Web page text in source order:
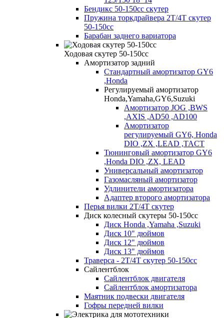
Бендикс 50-150сс скутер
Пружина торкдрайвера 2Т/4Т скутер
50-150сс
Барабан заднего вариатора
Ходовая скутер 50-150cc
Амортизатор задний
Стандартный амортизатор GY6
,Honda
Регулируемый амортизатор
Honda,Yamaha,GY6,Suzuki
Амортизатор JOG ,BWS
,AXIS ,AD50 ,AD100
Амортизатор
регулируемый GY6, Honda
DIO ,ZX ,LEAD ,TACT
Тюнинговый амортизатор GY6
,Honda DIO ,ZX, LEAD
Универсальный амортизатор
Газомасляный амортизатор
Удлинители амортизатора
Адаптер второго амортизатора
Перья вилки 2T/4T скутер
Диск колесный скутеры 50-150cc
Диск Honda ,Yamaha ,Suzuki
Диск 10" дюймов
Диск 12" дюймов
Диск 13" дюймов
Траверса - 2Т/4Т скутер 50-150cc
Сайлентблок
Сайлентблок двигателя
Сайлентблок амортизатора
Маятник подвески двигателя
Гофры передней вилки